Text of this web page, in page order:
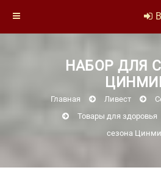
НАБОР ДЛЯ
Главная Ливест
Товары для здоровья
сезона